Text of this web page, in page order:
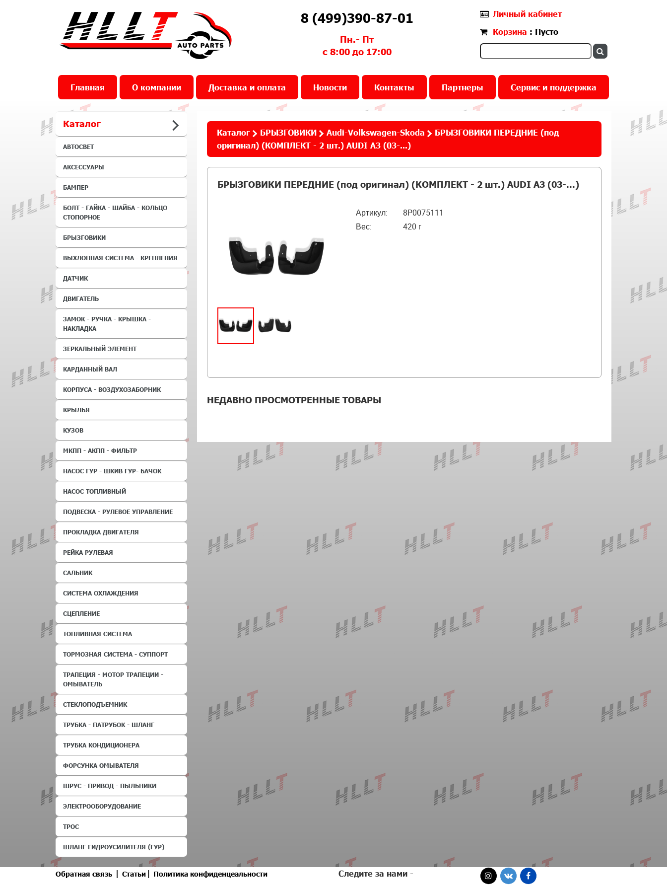
8 (499)390-87-01
Пн.- Пт
с 8:00 до 17:00
Личный кабинет
Корзина : Пусто
Главная О компании Доставка и оплата Новости Контакты Партнеры Сервис и поддержка
Каталог
АВТОСВЕТ
АКСЕССУАРЫ
БАМПЕР
БОЛТ - ГАЙКА - ШАЙБА - КОЛЬЦО
СТОПОРНОЕ
БРЫЗГОВИКИ
ВЫХЛОПНАЯ СИСТЕМА - КРЕПЛЕНИЯ
ДАТЧИК
ДВИГАТЕЛЬ
ЗАМОК - РУЧКА - КРЫШКА -
НАКЛАДКА
ЗЕРКАЛЬНЫЙ ЭЛЕМЕНТ
КАРДАННЫЙ ВАЛ
КОРПУСА - ВОЗДУХОЗАБОРНИК
КРЫЛЬЯ
КУЗОВ
МКПП - АКПП - ФИЛЬТР
НАСОС ГУР - ШКИВ ГУР- БАЧОК
НАСОС ТОПЛИВНЫЙ
ПОДВЕСКА - РУЛЕВОЕ УПРАВЛЕНИЕ
ПРОКЛАДКА ДВИГАТЕЛЯ
РЕЙКА РУЛЕВАЯ
САЛЬНИК
СИСТЕМА ОХЛАЖДЕНИЯ
СЦЕПЛЕНИЕ
ТОПЛИВНАЯ СИСТЕМА
ТОРМОЗНАЯ СИСТЕМА - СУППОРТ
ТРАПЕЦИЯ - МОТОР ТРАПЕЦИИ -
ОМЫВАТЕЛЬ
СТЕКЛОПОДЪЕМНИК
ТРУБКА - ПАТРУБОК - ШЛАНГ
ТРУБКА КОНДИЦИОНЕРА
ФОРСУНКА ОМЫВАТЕЛЯ
ШРУС - ПРИВОД - ПЫЛЬНИКИ
ЭЛЕКТРООБОРУДОВАНИЕ
ТРОС
ШЛАНГ ГИДРОУСИЛИТЕЛЯ (ГУР)
Каталог БРЫЗГОВИКИ Audi-Volkswagen-Skoda
БРЫЗГОВИКИ ПЕРЕДНИЕ (под
оригинал) (КОМПЛЕКТ - 2 шт.) AUDI A3 (03-...)
БРЫЗГОВИКИ ПЕРЕДНИЕ (под оригинал) (КОМПЛЕКТ - 2 шт.) AUDI A3 (03-...)
Артикул:
8P0075111
Вес:
420 г
НЕДАВНО ПРОСМОТРЕННЫЕ ТОВАРЫ
Обратная связь | Статьи | Политика конфиденцеальности Следите за нами -